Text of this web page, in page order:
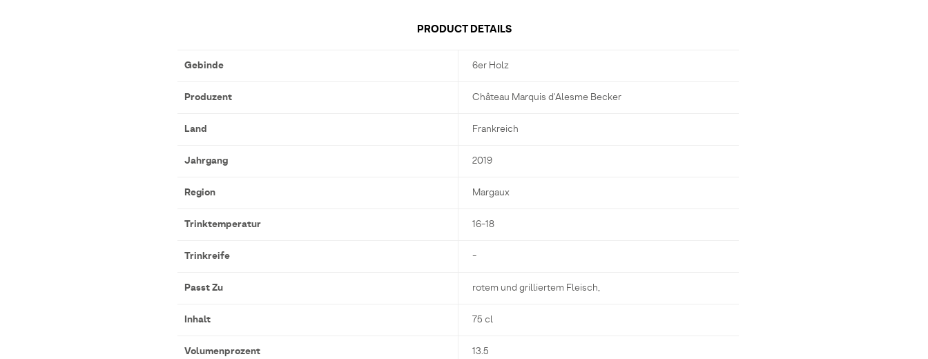
PRODUCT DETAILS
Gebinde 6er Holz
Produzent Château Marquis d'Alesme Becker
Land Frankreich
Jahrgang 2019
Region Margaux
Trinktemperatur 16-18
Trinkreife -
Passt Zu rotem und grilliertem Fleisch,
Inhalt 75 cl
Volumenprozent 13.5